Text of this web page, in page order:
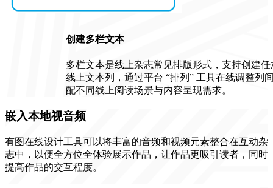
创建多栏文本
多栏文本是线上杂志常见排版形式，支持创建
线上文本列，通过平台 “排列” 工具在线调整列
配不同线上阅读场景与内容呈现需求。
嵌入本地视音频
有图在线设计工具可以将丰富的音频和视频元素整合在互动杂
志中，以便全方位全体验展示作品，让作品更吸引读者，同时
提高作品的交互程度。